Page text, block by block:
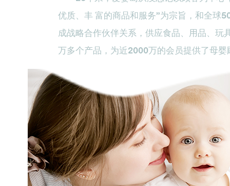
优质、丰 富的商品和服务”为宗旨，和全球
成战略合作伙伴关系，供应食品、用品、玩
万多个产品，为近2000万的会员提供了母